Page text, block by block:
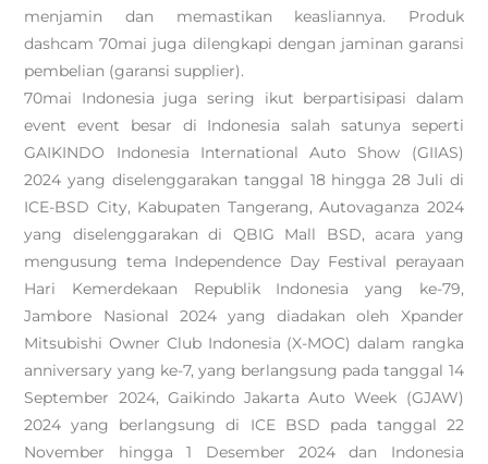
menjamin dan memastikan keasliannya. Produk
dashcam 70mai juga dilengkapi dengan jaminan garansi
pembelian (garansi supplier).
70mai Indonesia juga sering ikut berpartisipasi dalam
event event besar di Indonesia salah satunya seperti
GAIKINDO Indonesia International Auto Show (GIIAS)
2024 yang diselenggarakan tanggal 18 hingga 28 Juli di
ICE-BSD City, Kabupaten Tangerang, Autovaganza 2024
yang diselenggarakan di QBIG Mall BSD, acara yang
mengusung tema Independence Day Festival perayaan
Hari Kemerdekaan Republik Indonesia yang ke-79,
Jambore Nasional 2024 yang diadakan oleh Xpander
Mitsubishi Owner Club Indonesia (X-MOC) dalam rangka
anniversary yang ke-7, yang berlangsung pada tanggal 14
September 2024, Gaikindo Jakarta Auto Week (GJAW)
2024 yang berlangsung di ICE BSD pada tanggal 22
November hingga 1 Desember 2024 dan Indonesia